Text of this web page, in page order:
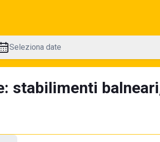
Seleziona date
stabilimenti